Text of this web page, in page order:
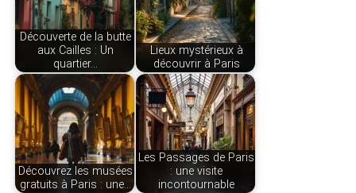
Découverte de la butte
aux Cailles : Un
quartier…
Lieux mystérieux à
découvrir à Paris
Découvrez les musées
gratuits à Paris : une…
Les Passages de Paris
: une visite
incontournable